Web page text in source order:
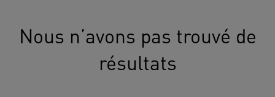
Nous n’avons pas trouvé de
résultats